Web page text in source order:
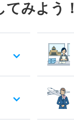
みよう！